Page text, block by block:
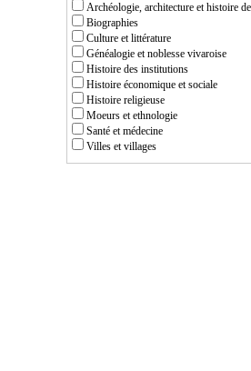
Archéologie, architecture et histoire
Biographies
Culture et littérature
Généalogie et noblesse vivaroise
Histoire des institutions
Histoire économique et sociale
Histoire religieuse
Moeurs et ethnologie
Santé et médecine
Villes et villages